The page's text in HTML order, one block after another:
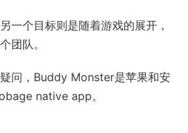
一个目标则是随着游戏的展开，
团队。
问，Buddy Monster是苹果和安
native app。